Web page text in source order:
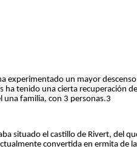
experimentado un mayor
ha tenido una cierta recuperación
una familia, con 3 personas.3
situado el castillo de Rivert, del
convertida en ermita de